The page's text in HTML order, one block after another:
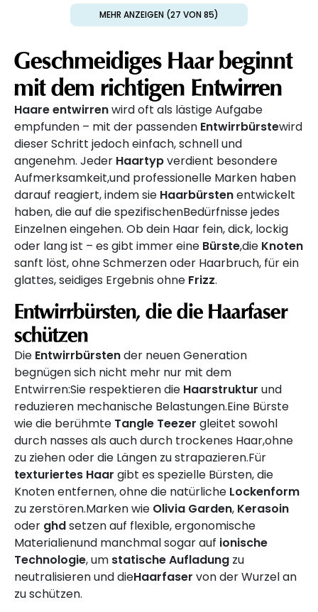
MEHR ANZEIGEN (27 VON 85)
Geschmeidiges Haar beginnt
mit dem richtigen Entwirren
Haare entwirrenwird oft als lästige Aufgabe
empfunden – mit der passenden Entwirrbürstewird
dieser Schritt jedoch einfach, schnell und
angenehm. Jeder Haartypverdient besondere
Aufmerksamkeit,und professionelle Marken haben
darauf reagiert, indem sie Haarbürstenentwickelt
haben, die auf die spezifischenBedürfnisse jedes
Einzelnen eingehen. Ob dein Haar fein, dick, lockig
oder lang ist – es gibt immer eine Bürste,die Knoten
sanft löst, ohne Schmerzen oder Haarbruch, für ein
glattes, seidiges Ergebnis ohne Frizz.
Entwirrbürsten, die die Haarfaser
schützen
Die Entwirrbürstender neuen Generation
begnügen sich nicht mehr nur mit dem
Entwirren:Sie respektieren die Haarstruktur und
reduzieren mechanische Belastungen.Eine Bürste
wie die berühmte Tangle Teezer gleitet sowohl
durch nasses als auch durch trockenes Haar,ohne
zu ziehen oder die Längen zu strapazieren.Für
texturiertes Haar gibt es spezielle Bürsten, die
Knoten entfernen, ohne die natürliche Lockenform
zu zerstören.Marken wie Olivia Garden, Kerasoin
oder ghdsetzen auf flexible, ergonomische
Materialienund manchmal sogar auf ionische
Technologie, um statische Aufladung zu
neutralisieren und dieHaarfaser von der Wurzel an
zu schützen.